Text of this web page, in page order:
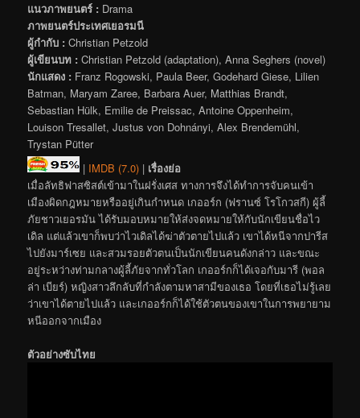
แนวภาพยนตร์ : Drama
ภาพยนตร์ประเทศเยอรมนี
ผู้กำกับ : Christian Petzold
ผู้เขียนบท : Christian Petzold (adaptation), Anna Seghers (novel)
นักแสดง : Franz Rogowski, Paula Beer, Godehard Giese, Lilien
Batman, Maryam Zaree, Barbara Auer, Matthias Brandt,
Sebastian Hülk, Emilie de Preissac, Antoine Oppenheim,
Louison Tresallet, Justus von Dohnányi, Alex Brendemühl,
Trystan Pütter
| IMDB (7.0) | เรื่องย่อ
เมื่อลัทธิฟาสซิสต์เข้ามาในฝรั่งเศส ทางการจึงได้ทำการจับคนเข้า
เมืองผิดกฎหมายหรืออยู่เกินกำหนด เกออร์ก (ฟรานซ์ โรโกวสกี) ผู้ลี้
ภัยชาวเยอรมัน ได้รับมอบหมายให้ส่งจดหมายให้กับนักเขียนชื่อไว
เดิล แต่แล้วเขาก็พบว่าไวเดิลได้ฆ่าตัวตายไปแล้ว เขาได้หนีจากปารีส
ไปยังมาร์เซย และสวมรอยตัวตนเป็นนักเขียนคนดังกล่าว และขณะ
อยู่ระหว่างท่ามกลางผู้ลี้ภัยจากทั่วโลก เกออร์กก็ได้เจอกับมารี (พอล
ล่า เบียร์) หญิงสาวลึกลับที่กำลังตามหาสามีของเธอ โดยที่เธอไม่รู้เลย
ว่าเขาได้ตายไปแล้ว และเกออร์กก็ได้ใช้ตัวตนของเขาในการพยายาม
หนีออกจากเมือง
ตัวอย่างซับไทย